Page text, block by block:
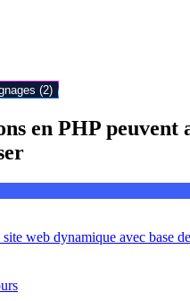
(2)
en PHP peuvent
web dynamique avec base